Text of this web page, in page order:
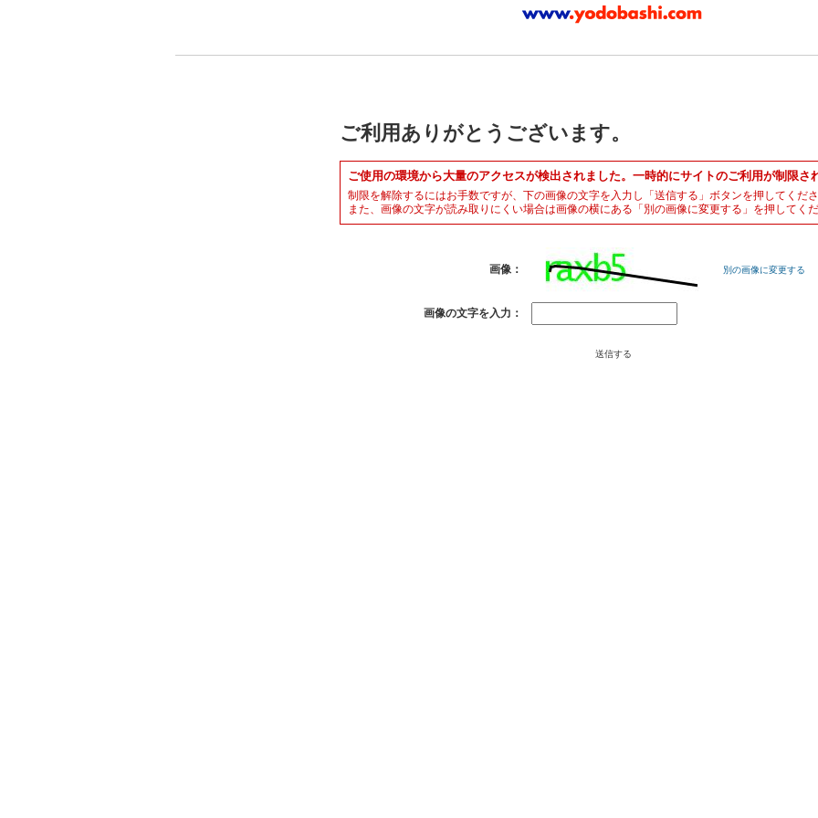
ご利用ありがとうございます。
ご使用の環境から大量のアクセスが検出されました。一時的にサイトのご利用が制限さ
制限を解除するにはお手数ですが、下の画像の文字を入力し「送信する」ボタンを押してくださ
また、画像の文字が読み取りにくい場合は画像の横にある「別の画像に変更する」を押してくだ
画像： 別の画像に変更する
画像の文字を入力：
送信する